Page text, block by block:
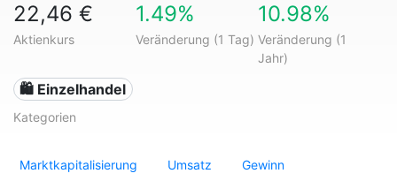
22,46 €
Aktienkurs
1.49%
Veränderung (1 Tag)
10.98%
Veränderung (1
Jahr)
🛍️ Einzelhandel
Kategorien
Marktkapitalisierung Umsatz Gewinn